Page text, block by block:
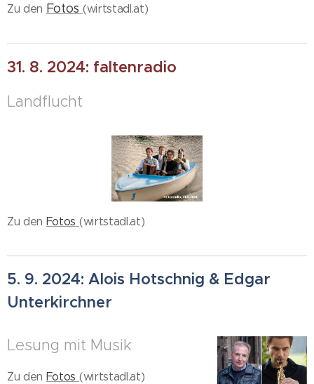
Zu den Fotos (wirtstadl.at)
31. 8. 2024: faltenradio
Landflucht
Zu den Fotos (wirtstadl.at)
5. 9. 2024: Alois Hotschnig & Edgar
Unterkirchner
Lesung mit Musik
Zu den Fotos (wirtstadl.at)